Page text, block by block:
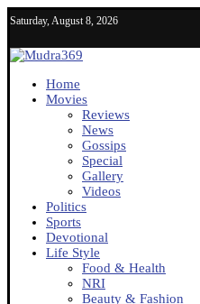
Saturday, August 8, 2026
Home
Movies
Reviews
News
Gossips
Special
Gallery
Videos
Politics
Sports
Devotional
Life Style
Food & Health
NRI
Beauty & Fashion